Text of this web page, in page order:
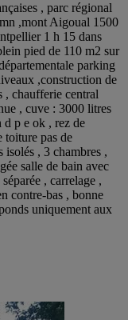
, parc régional
,mont Aigoual 1500
1 h 15 dans
pied de 110 m2 sur
parking
,construction de
, chaufferie central
, cuve : 3000 litres
d p e ok , rez de
toiture pas de
isolés , 3 chambres ,
salle de bain avec
, carrelage ,
contre-bas , bonne
uniquement aux